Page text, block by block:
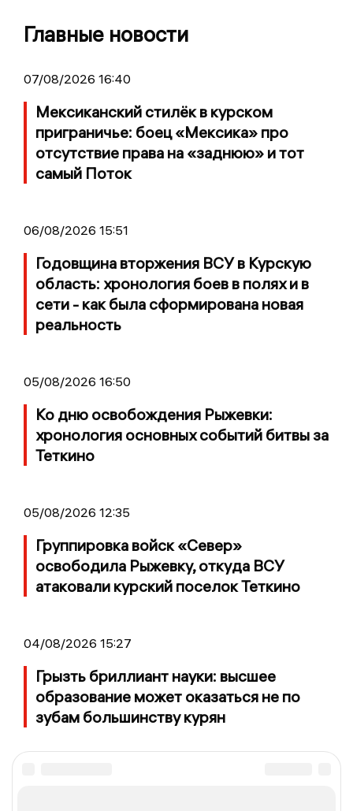
Главные новости
07/08/2026 16:40
Мексиканский стилёк в курском
приграничье: боец «Мексика» про
отсутствие права на «заднюю» и тот
самый Поток
06/08/2026 15:51
Годовщина вторжения ВСУ в Курскую
область: хронология боев в полях и в
сети - как была сформирована новая
реальность
05/08/2026 16:50
Ко дню освобождения Рыжевки:
хронология основных событий битвы за
Теткино
05/08/2026 12:35
Группировка войск «Север»
освободила Рыжевку, откуда ВСУ
атаковали курский поселок Теткино
04/08/2026 15:27
Грызть бриллиант науки: высшее
образование может оказаться не по
зубам большинству курян